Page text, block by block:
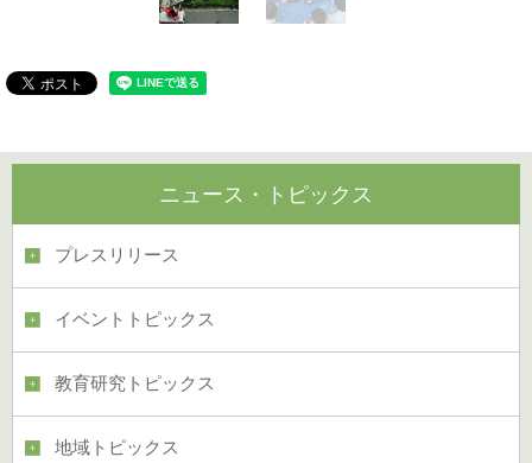
ニュース・トピックス
プレスリリース
イベントトピックス
教育研究トピックス
地域トピックス